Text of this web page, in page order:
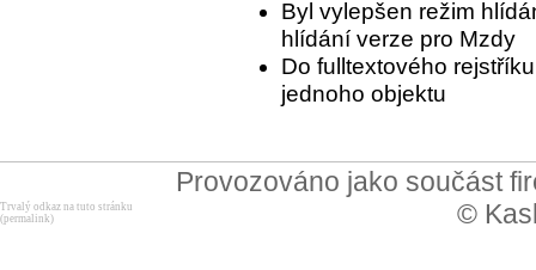
Byl vylepšen režim
hlídání verze pro Mzdy
Do fulltextového
jednoho objektu
Provozováno jako součást
©
Trvalý odkaz na tuto stránku
(permalink)